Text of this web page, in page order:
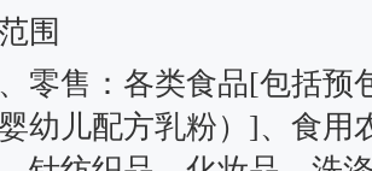
围
零售：各类食品[包括预
婴幼儿配方乳粉）]、食